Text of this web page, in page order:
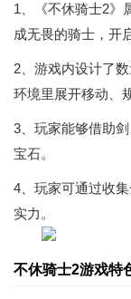
1、《不休骑士2》
成无畏的骑士，开
2、游戏内设计了
环境里展开移动、
3、玩家能够借助
宝石。
4、玩家可通过收
实力。
不休骑士2游戏特